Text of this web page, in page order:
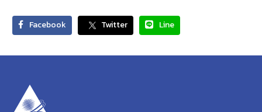
Facebook Twitter Line